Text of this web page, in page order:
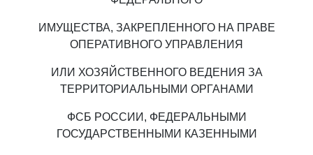
ИМУЩЕСТВА, ЗАКРЕПЛЕННОГО НА ПРАВЕ
ОПЕРАТИВНОГО УПРАВЛЕНИЯ
ИЛИ ХОЗЯЙСТВЕННОГО ВЕДЕНИЯ ЗА
ТЕРРИТОРИАЛЬНЫМИ ОРГАНАМИ
ФСБ РОССИИ, ФЕДЕРАЛЬНЫМИ
ГОСУДАРСТВЕННЫМИ КАЗЕННЫМИ